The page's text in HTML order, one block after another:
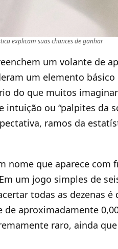
explicam suas chances de ganhar
um volante de
um elemento básico
do que muitos
intuição ou “palpites da
ramos da
nome que aparece com
um jogo simples de
todas as dezenas é
aproximadamente
raro, ainda